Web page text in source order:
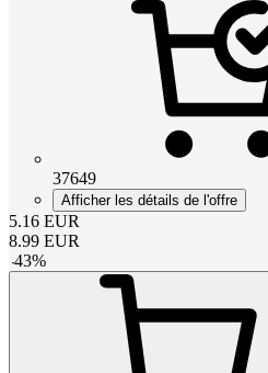
37649
Afficher les détails de l'offre
5.16 EUR
8.99 EUR
-43%